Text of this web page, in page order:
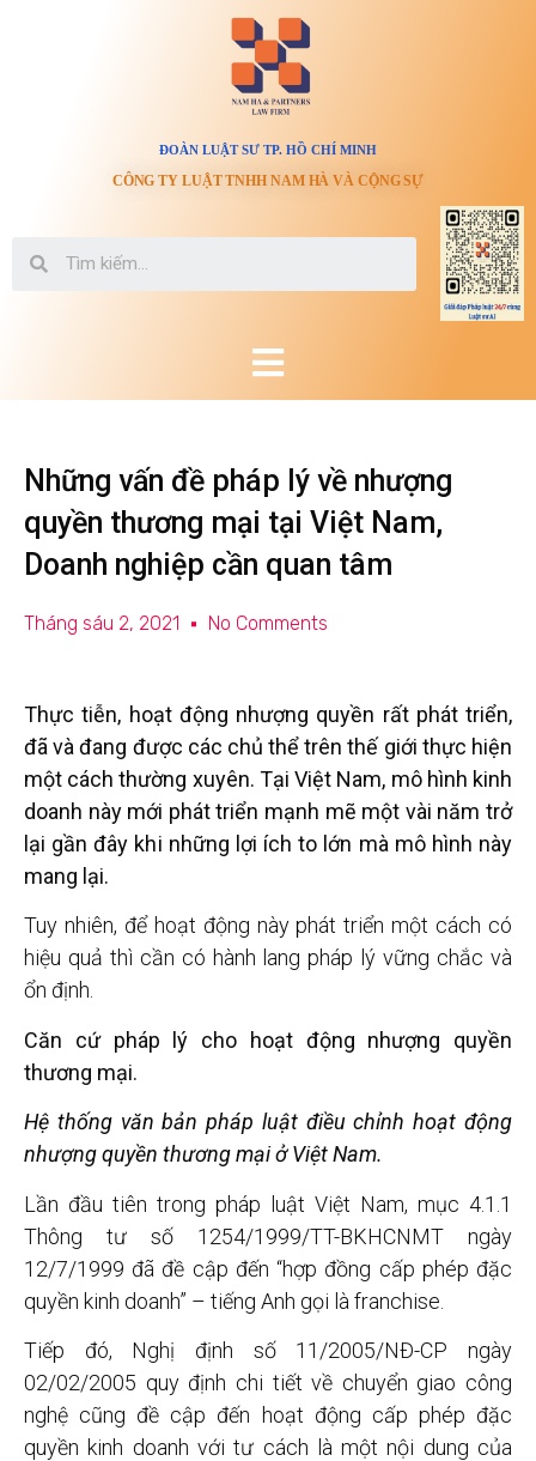
ĐOÀN LUẬT SƯ TP. HỒ CHÍ MINH
CÔNG TY LUẬT TNHH NAM HÀ VÀ CỘNG SỰ
Những vấn đề pháp lý về nhượng
quyền thương mại tại Việt Nam,
Doanh nghiệp cần quan tâm
Tháng sáu 2, 2021 No Comments
Thực tiễn, hoạt động nhượng quyền rất phát triển,
đã và đang được các chủ thể trên thế giới thực hiện
một cách thường xuyên. Tại Việt Nam, mô hình kinh
doanh này mới phát triển mạnh mẽ một vài năm trở
lại gần đây khi những lợi ích to lớn mà mô hình này
mang lại.
Tuy nhiên, để hoạt động này phát triển một cách có
hiệu quả thì cần có hành lang pháp lý vững chắc và
ổn định.
Căn cứ pháp lý cho hoạt động nhượng quyền
thương mại.
Hệ thống văn bản pháp luật điều chỉnh hoạt động
nhượng quyền thương mại ở Việt Nam.
Lần đầu tiên trong pháp luật Việt Nam, mục 4.1.1
Thông tư số 1254/1999/TT-BKHCNMT ngày
12/7/1999 đã đề cập đến “hợp đồng cấp phép đặc
quyền kinh doanh” – tiếng Anh gọi là franchise.
Tiếp đó, Nghị định số 11/2005/NĐ-CP ngày
02/02/2005 quy định chi tiết về chuyển giao công
nghệ cũng đề cập đến hoạt động cấp phép đặc
quyền kinh doanh với tư cách là một nội dung của